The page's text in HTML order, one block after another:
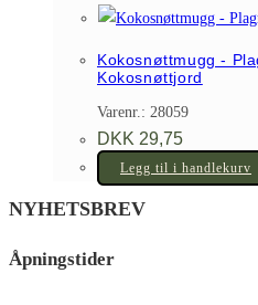
Kokosnøttmugg -
Kokosnøttjord
Varenr.: 28059
DKK 29,75
Legg til i handlekurv
NYHETSBREV
Åpningstider